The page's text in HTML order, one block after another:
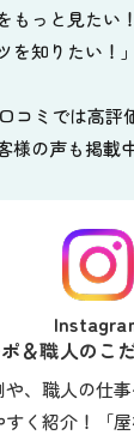
もっと見たい
を知りたい！
コミでは高
の声も掲載中
＆職人のこ
、職人の仕
く紹介！「